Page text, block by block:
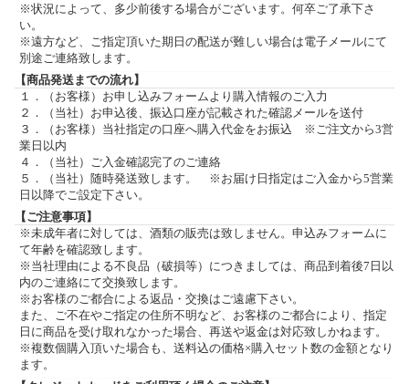
※状況によって、多少前後する場合がございます。何卒ご了承下さ
い。
※遠方など、ご指定頂いた期日の配送が難しい場合は電子メールにて
別途ご連絡致します。
【商品発送までの流れ】
１．（お客様）お申し込みフォームより購入情報のご入力
２．（当社）お申込後、振込口座が記載された確認メールを送付
３．（お客様）当社指定の口座へ購入代金をお振込 ※ご注文から3営
業日以内
４．（当社）ご入金確認完了のご連絡
５．（当社）随時発送致します。 ※お届け日指定はご入金から5営業
日以降でご設定下さい。
【ご注意事項】
※未成年者に対しては、酒類の販売は致しません。申込みフォームに
て年齢を確認致します。
※当社理由による不良品（破損等）につきましては、商品到着後7日以
内のご連絡にて交換致します。
※お客様のご都合による返品・交換はご遠慮下さい。
また、ご不在やご指定の住所不明など、お客様のご都合により、指定
日に商品を受け取れなかった場合、再送や返金は対応致しかねます。
※複数個購入頂いた場合も、送料込の価格×購入セット数の金額となり
ます。